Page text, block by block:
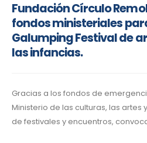
Fundación Círculo
fondos ministeriales
Galumping Festival de
las infancias.
Gracias a los fondos de
Ministerio de las culturas, las artes
de festivales y encuentros,